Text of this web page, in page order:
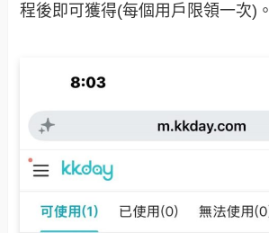
程後即可獲得(每個用戶限領一次)。